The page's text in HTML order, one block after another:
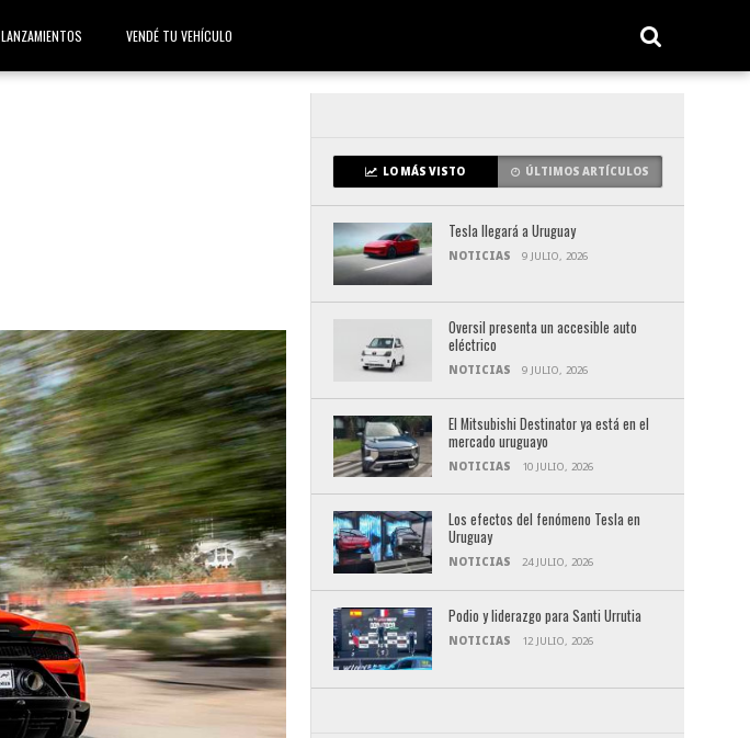
LANZAMIENTOS VENDÉ TU VEHÍCULO
LO MÁS VISTO ÚLTIMOS ARTÍCULOS
Tesla llegará a Uruguay
NOTICIAS 9 JULIO, 2026
Oversil presenta un accesible auto
eléctrico
NOTICIAS 9 JULIO, 2026
El Mitsubishi Destinator ya está en el
mercado uruguayo
NOTICIAS 10 JULIO, 2026
Los efectos del fenómeno Tesla en
Uruguay
NOTICIAS 24 JULIO, 2026
Podio y liderazgo para Santi Urrutia
NOTICIAS 12 JULIO, 2026